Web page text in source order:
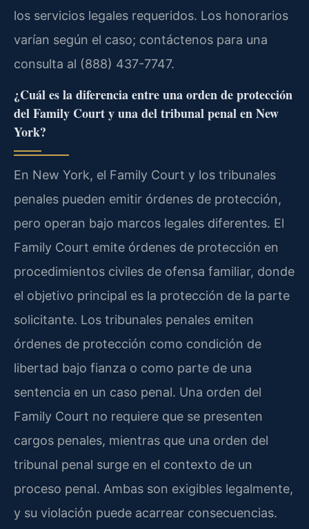
los servicios legales requeridos. Los honorarios
varían según el caso; contáctenos para una
consulta al (888) 437-7747.
¿Cuál es la diferencia entre una orden de protección
del Family Court y una del tribunal penal en New
York?
En New York, el Family Court y los tribunales
penales pueden emitir órdenes de protección,
pero operan bajo marcos legales diferentes. El
Family Court emite órdenes de protección en
procedimientos civiles de ofensa familiar, donde
el objetivo principal es la protección de la parte
solicitante. Los tribunales penales emiten
órdenes de protección como condición de
libertad bajo fianza o como parte de una
sentencia en un caso penal. Una orden del
Family Court no requiere que se presenten
cargos penales, mientras que una orden del
tribunal penal surge en el contexto de un
proceso penal. Ambas son exigibles legalmente,
y su violación puede acarrear consecuencias.